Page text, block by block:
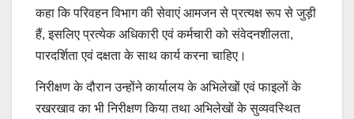
कहा कि परिवहन विभाग की सेवाएं आमजन से प्रत्यक्ष रूप से जुड़ी
हैं, इसलिए प्रत्येक अधिकारी एवं कर्मचारी को संवेदनशीलता,
पारदर्शिता एवं दक्षता के साथ कार्य करना चाहिए।
निरीक्षण के दौरान उन्होंने कार्यालय के अभिलेखों एवं फाइलों के
रखरखाव का भी निरीक्षण किया तथा अभिलेखों के सुव्यवस्थित